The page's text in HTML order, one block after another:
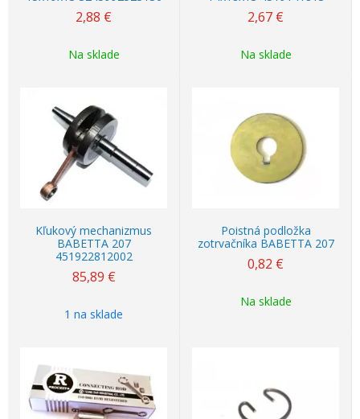
2,88 €
Na sklade
2,67 €
Na sklade
Kľukový mechanizmus
BABETTA 207
451922812002
85,89 €
1 na sklade
Poistná podložka
zotrvačníka BABETTA 207
0,82 €
Na sklade